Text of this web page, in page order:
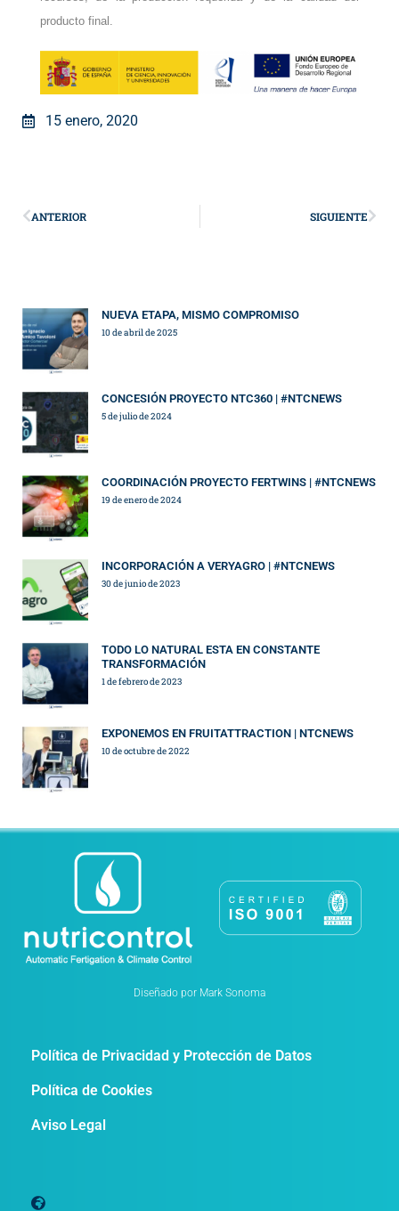
producto final.
15 enero, 2020
ANTERIOR SIGUIENTE
NUEVA ETAPA, MISMO COMPROMISO
10 de abril de 2025
CONCESIÓN PROYECTO NTC360 | #NTCNEWS
5 de julio de 2024
COORDINACIÓN PROYECTO FERTWINS | #NTCNEWS
19 de enero de 2024
INCORPORACIÓN A VERYAGRO | #NTCNEWS
30 de junio de 2023
TODO LO NATURAL ESTA EN CONSTANTE
TRANSFORMACIÓN
1 de febrero de 2023
EXPONEMOS EN FRUITATTRACTION | NTCNEWS
10 de octubre de 2022
Diseñado por Mark Sonoma
Política de Privacidad y Protección de Datos
Política de Cookies
Aviso Legal